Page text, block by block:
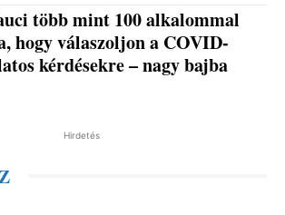
több mint 100 alkalommal
hogy válaszoljon a COVID-
kérdésekre – nagy bajba
Hirdetés